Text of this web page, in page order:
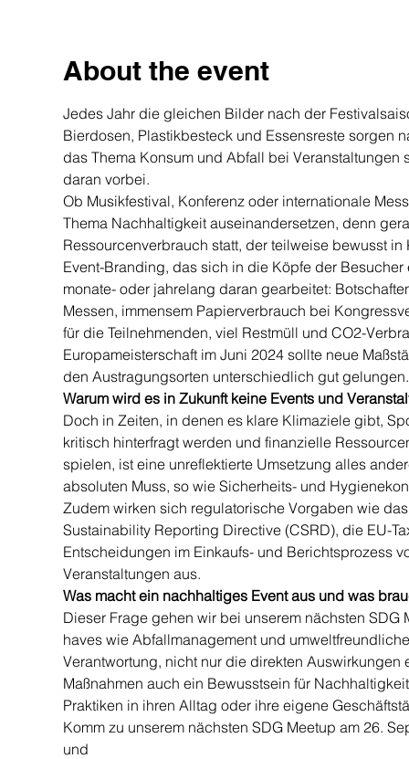
About the event
Jedes Jahr die gleichen Bilder nach der
Bierdosen, Plastikbesteck und Essensreste sorgen
das Thema Konsum und Abfall bei
daran vorbei.
Ob Musikfestival, Konferenz oder internationale
Thema Nachhaltigkeit auseinandersetzen, denn
Ressourcenverbrauch statt, der teilweise bewusst
Event-Branding, das sich in die Köpfe der
monate- oder jahrelang daran gearbeitet:
Messen, immensem Papierverbrauch bei
für die Teilnehmenden, viel Restmüll und CO2-
Europameisterschaft im Juni 2024 sollte neue
den Austragungsorten unterschiedlich gut gelungen.
Warum wird es in Zukunft keine Events und
Doch in Zeiten, in denen es klare Klimaziele gibt,
kritisch hinterfragt werden und finanzielle
spielen, ist eine unreflektierte Umsetzung alles
absoluten Muss, so wie Sicherheits- und
Zudem wirken sich regulatorische Vorgaben wie
Sustainability Reporting Directive (CSRD), die EU-
Entscheidungen im Einkaufs- und Berichtsprozess
Veranstaltungen aus.
Was macht ein nachhaltiges Event aus und was
Dieser Frage gehen wir bei unserem nächsten
haves wie Abfallmanagement und
Verantwortung, nicht nur die direkten
Maßnahmen auch ein Bewusstsein für
Praktiken in ihren Alltag oder ihre eigene
Komm zu unserem nächsten SDG Meetup am 26.
und